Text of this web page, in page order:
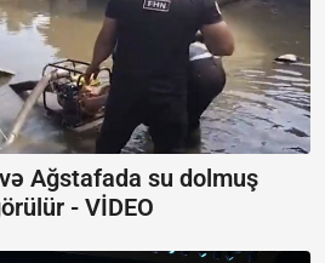
Ağstafada su dolmuş
- VİDEO